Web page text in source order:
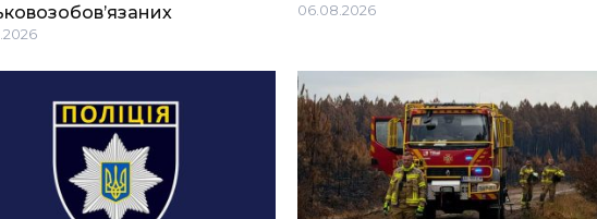
06.08.2026